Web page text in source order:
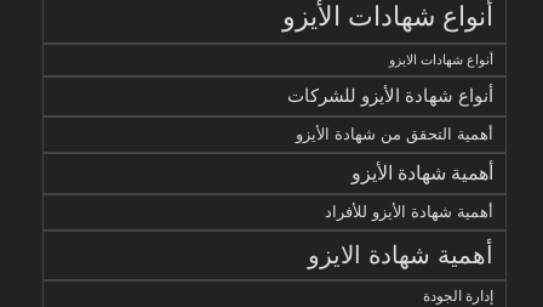
أنواع شهادات الأيزو
أنواع شهادات الايزو
أنواع شهادة الأيزو للشركات
أهمية التحقق من شهادة الأيزو
أهمية شهادة الأيزو
أهمية شهادة الأيزو للأفراد
أهمية شهادة الايزو
إدارة الجودة